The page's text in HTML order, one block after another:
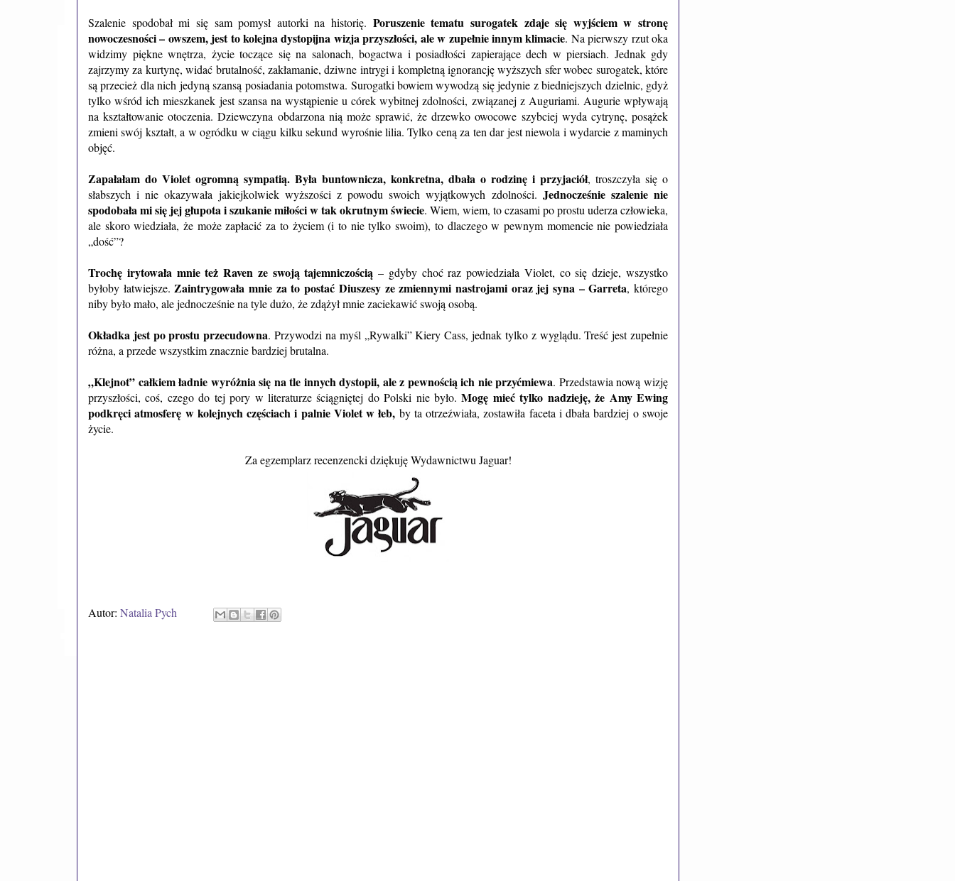
Szalenie spodobał mi się sam pomysł autorki na historię. Poruszenie tematu surogatek zdaje się wyjściem w stronę
nowoczesności – owszem, jest to kolejna dystopijna wizja przyszłości, ale w zupełnie innym klimacie. Na pierwszy rzut oka
widzimy piękne wnętrza, życie toczące się na salonach, bogactwa i posiadłości zapierające dech w piersiach. Jednak gdy
zajrzymy za kurtynę, widać brutalność, zakłamanie, dziwne intrygi i kompletną ignorancję wyższych sfer wobec surogatek, które
są przecież dla nich jedyną szansą posiadania potomstwa. Surogatki bowiem wywodzą się jedynie z biedniejszych dzielnic, gdyż
tylko wśród ich mieszkanek jest szansa na wystąpienie u córek wybitnej zdolności, związanej z Auguriami. Augurie wpływają
na kształtowanie otoczenia. Dziewczyna obdarzona nią może sprawić, że drzewko owocowe szybciej wyda cytrynę, posążek
zmieni swój kształt, a w ogródku w ciągu kilku sekund wyrośnie lilia. Tylko ceną za ten dar jest niewola i wydarcie z maminych
objęć.
Zapałałam do Violet ogromną sympatią. Była buntownicza, konkretna, dbała o rodzinę i przyjaciół, troszczyła się o
słabszych i nie okazywała jakiejkolwiek wyższości z powodu swoich wyjątkowych zdolności. Jednocześnie szalenie nie
spodobała mi się jej głupota i szukanie miłości w tak okrutnym świecie. Wiem, wiem, to czasami po prostu uderza człowieka,
ale skoro wiedziała, że może zapłacić za to życiem (i to nie tylko swoim), to dlaczego w pewnym momencie nie powiedziała
„dość”?
Trochę irytowała mnie też Raven ze swoją tajemniczością – gdyby choć raz powiedziała Violet, co się dzieje, wszystko
byłoby łatwiejsze. Zaintrygowała mnie za to postać Diuszesy ze zmiennymi nastrojami oraz jej syna – Garreta, którego
niby było mało, ale jednocześnie na tyle dużo, że zdążył mnie zaciekawić swoją osobą.
Okładka jest po prostu przecudowna. Przywodzi na myśl „Rywalki” Kiery Cass, jednak tylko z wyglądu. Treść jest zupełnie
różna, a przede wszystkim znacznie bardziej brutalna.
„Klejnot” całkiem ładnie wyróżnia się na tle innych dystopii, ale z pewnością ich nie przyćmiewa. Przedstawia nową wizję
przyszłości, coś, czego do tej pory w literaturze ściągniętej do Polski nie było.Mogę mieć tylko nadzieję, że Amy Ewing
podkręci atmosferę w kolejnych częściach i palnie Violet w łeb, by ta otrzeźwiała, zostawiła faceta i dbała bardziej o swoje
życie.
Za egzemplarz recenzencki dziękuję Wydawnictwu Jaguar!
Autor: Natalia Pych